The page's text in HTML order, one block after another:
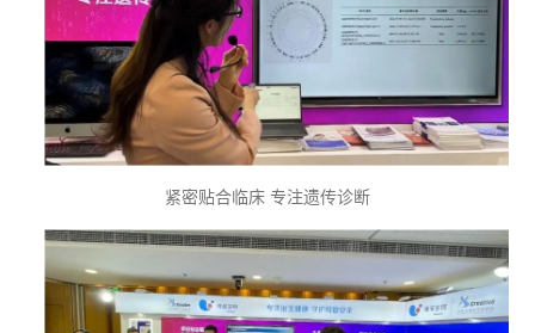
紧密贴合临床 专注遗传诊断